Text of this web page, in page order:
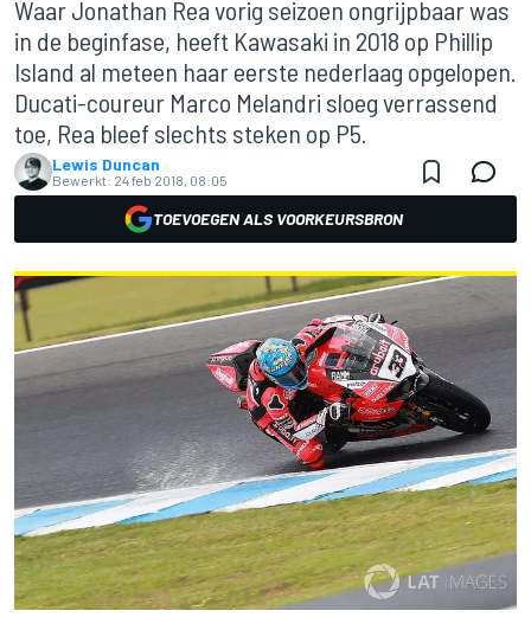
Waar Jonathan Rea vorig seizoen ongrijpbaar was
in de beginfase, heeft Kawasaki in 2018 op Phillip
Island al meteen haar eerste nederlaag opgelopen.
Ducati-coureur Marco Melandri sloeg verrassend
toe, Rea bleef slechts steken op P5.
Lewis Duncan
Bewerkt: 24 feb 2018, 08:05
TOEVOEGEN ALS VOORKEURSBRON